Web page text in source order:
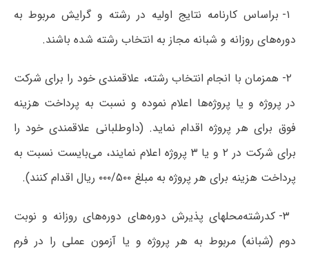
۱- براساس کارنامه نتایج اولیه در رشته و گرایش مربوط به
دوره‌های روزانه و شبانه مجاز به انتخاب رشته شده باشند.
۲- همزمان با انجام انتخاب رشته، علاقمندی خود را برای شرکت
در پروژه و یا پروژه‌ها اعلام نموده و نسبت به پرداخت هزینه
فوق برای هر پروژه اقدام نماید. (داوطلبانی علاقمندی خود را
برای شرکت در ۲ و یا ۳ پروژه اعلام ‌نمایند، می‌بایست نسبت به
پرداخت هزینه برای هر پروژه به مبلغ ۰۰۰/۵۰۰ ریال اقدام کنند).
۳- کدرشته‌محلهای پذیرش دوره‌های دوره‌های روزانه و نوبت
دوم (شبانه) مربوط به هر پروژه و یا آزمون عملی را در فرم